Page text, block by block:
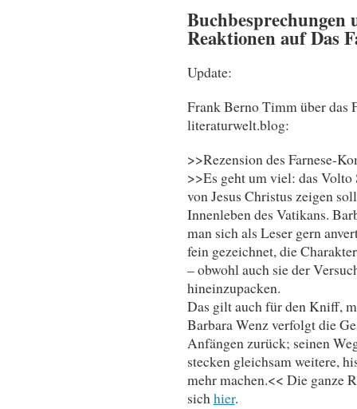
Buchbesprechungen
Reaktionen auf Das
Update:
Frank Berno Timm über das
literaturwelt.blog:
>>Rezension des Farnese-
>>Es geht um viel: das Volto
von Jesus Christus zeigen
Innenleben des Vatikans.
man sich als Leser gern
fein gezeichnet, die
– obwohl auch sie der
hineinzupacken.
Das gilt auch für den Kniff,
Barbara Wenz verfolgt die
Anfängen zurück; seinen
stecken gleichsam weitere,
mehr machen.<< Die ganze
sichhier.